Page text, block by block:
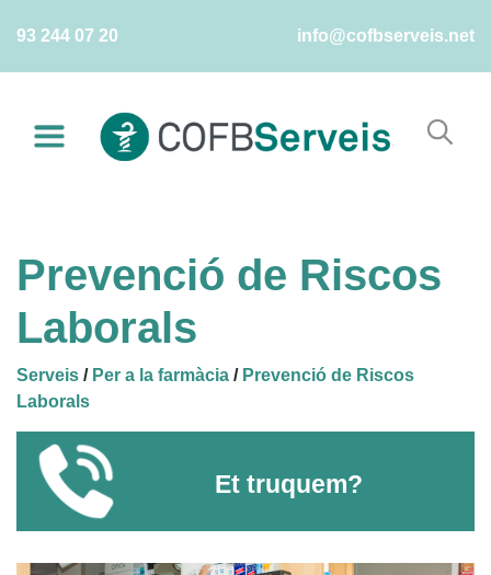
93 244 07 20 info@cofbserveis.net
Prevenció de Riscos
Laborals
Serveis / Per a la farmàcia / Prevenció de Riscos
Laborals
Et truquem?